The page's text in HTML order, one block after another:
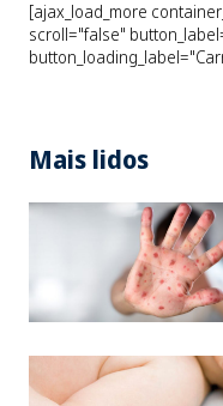
[ajax_load_more
scroll="false"
Mais lidos